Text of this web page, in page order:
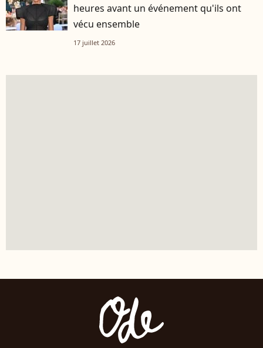
heures avant un événement qu'ils ont
vécu ensemble
17 juillet 2026